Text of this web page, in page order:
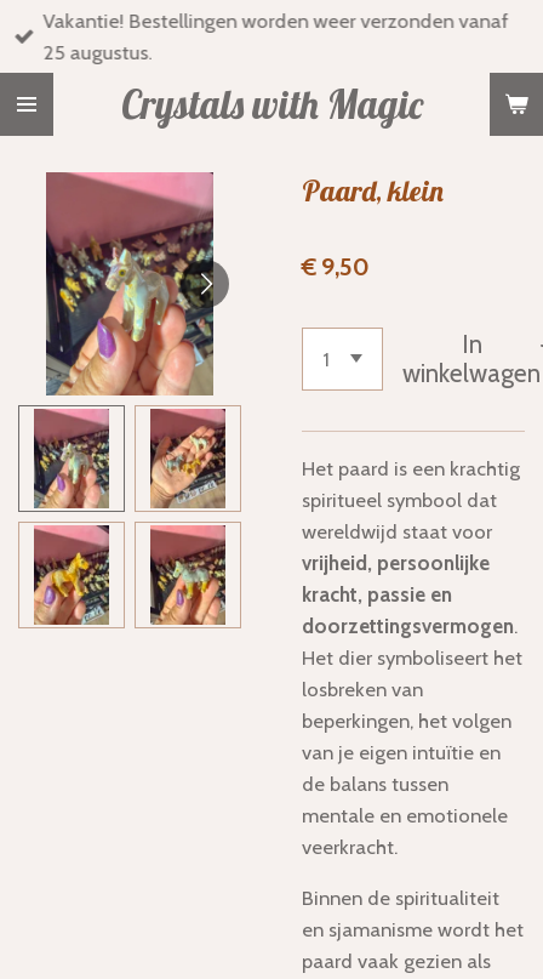
Ga
direct
Crystals with Magic
Vakantie! Bestellingen worden weer verzonden vanaf
25 augustus.
Paard, klein
€ 9,50
In
winkelwagen
Het paard is een krachtig
spiritueel symbool dat
wereldwijd staat voor
vrijheid, persoonlijke
kracht, passie en
doorzettingsvermogen.
Het dier symboliseert het
losbreken van
beperkingen, het volgen
van je eigen intuïtie en
de balans tussen
mentale en emotionele
veerkracht.
Binnen de spiritualiteit
en sjamanisme wordt het
paard vaak gezien als